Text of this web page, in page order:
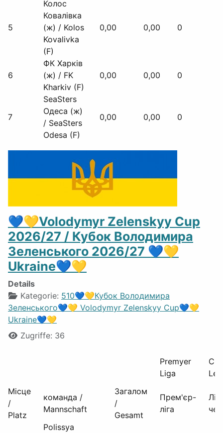
5
Колос
Ковалівка
(ж) / Kolos
Kovalivka
(F)
0,00 0,00 0
6
ФК Харків
(ж) / FK
Kharkiv (F)
0,00 0,00 0
7
SeaSters
Одеса (ж)
/ SeaSters
Odesa (F)
0,00 0,00 0
💙💛Volodymyr Zelenskyy Cup
2026/27 / Кубок Володимира
Зеленського 2026/27 💙💛
Ukraine💙💛
Details
Kategorie: 510💙💛Кубок Володимира
Зеленського💙💛 Volodymyr Zelenskyy Cup💙💛
Ukraine💙💛
Zugriffe: 36
Premyer
Liga
Місце
/
Platz
команда /
Mannschaft
Загалом
/
Gesamt
Прем'єр-
ліга
Polissya